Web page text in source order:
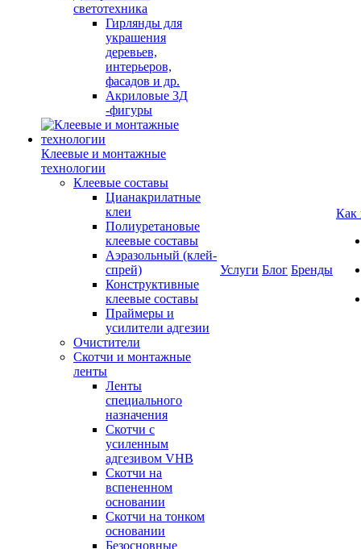
светотехника
Гирлянды для
украшения
деревьев,
интерьеров,
фасадов и др.
Акриловые 3Д
-фигуры
Клеевые и монтажные
технологии
Клеевые составы
Цианакрилатные
клеи
Полиуретановые
клеевые составы
Аэразольный (клей-
спрей)
Конструктивные
клеевые составы
Праймеры и
усилители адгезии
Очистители
Скотчи и монтажные
ленты
Ленты
специального
назначения
Скотчи с
усиленным
адгезивом VHB
Скотчи на
вспененном
основании
Скотчи на тонком
основании
Безосновные
Услуги Блог Бренды
Как